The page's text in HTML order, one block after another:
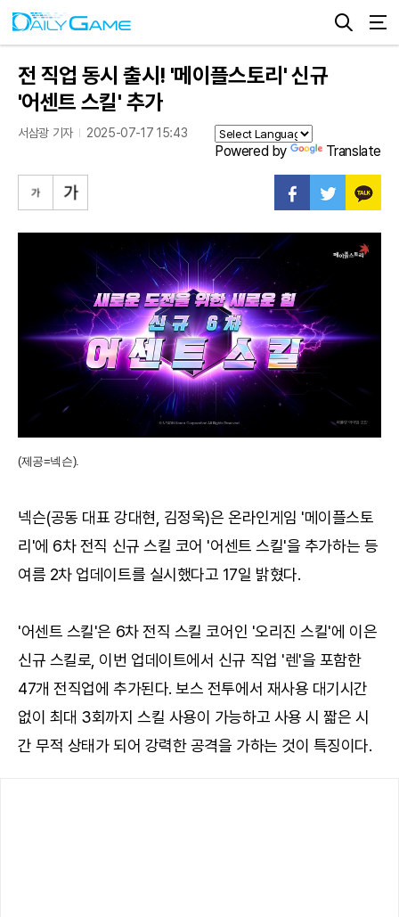
전 직업 동시 출시! '메이플스토리' 신규
'어센트 스킬' 추가
서삼광 기자 2025-07-17 15:43
Powered by Translate
(제공=넥슨).
넥슨(공동 대표 강대현, 김정욱)은 온라인게임 '메이플스토
리'에 6차 전직 신규 스킬 코어 '어센트 스킬'을 추가하는 등
여름 2차 업데이트를 실시했다고 17일 밝혔다.
'어센트 스킬'은 6차 전직 스킬 코어인 '오리진 스킬'에 이은
신규 스킬로, 이번 업데이트에서 신규 직업 '렌'을 포함한
47개 전직업에 추가된다. 보스 전투에서 재사용 대기시간
없이 최대 3회까지 스킬 사용이 가능하고 사용 시 짧은 시
간 무적 상태가 되어 강력한 공격을 가하는 것이 특징이다.